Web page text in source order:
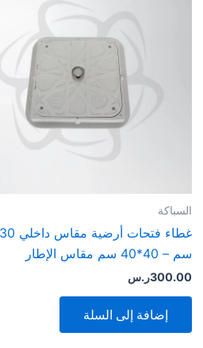
السباكة
سم – 40*40 سم مقاس الإطار
300.00ر.س
إضافة إلى السلة